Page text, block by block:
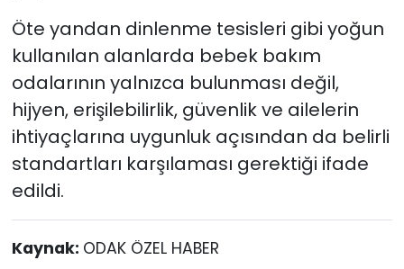
Öte yandan dinlenme tesisleri gibi yoğun
kullanılan alanlarda bebek bakım
odalarının yalnızca bulunması değil,
hijyen, erişilebilirlik, güvenlik ve ailelerin
ihtiyaçlarına uygunluk açısından da belirli
standartları karşılaması gerektiği ifade
edildi.
Kaynak: ODAK ÖZEL HABER